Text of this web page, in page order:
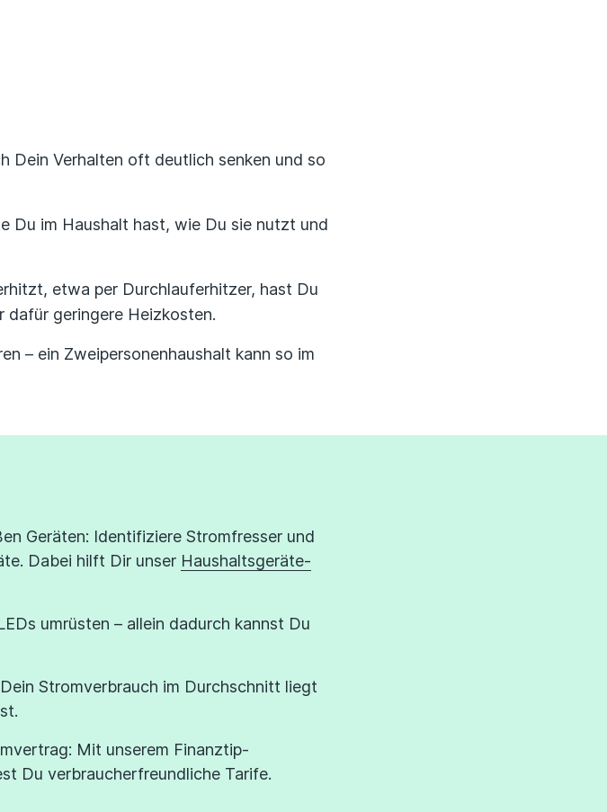
Finanzcoach
Über uns
Dein Verhalten oft deutlich senken und so
Du im Haushalt hast, wie Du sie nutzt und
etwa per Durchlauferhitzer, hast Du
dafür geringere Heizkosten.
– ein Zweipersonenhaushalt kann so im
Geräten: Identifiziere Stromfresser und
Dabei hilft Dir unser Haushaltsgeräte-
umrüsten – allein dadurch kannst Du
Stromverbrauch im Durchschnitt liegt
Mit unserem Finanztip-
Du verbraucherfreundliche Tarife.